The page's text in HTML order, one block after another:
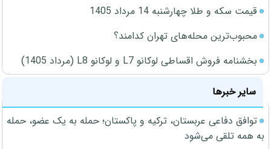
قیمت سکه و طلا چهارشنبه 14 مرداد 1405
محبوب‌ترین محله‌های تهران کدامند؟
بخشنامه فروش اقساطی لوکانو L7 و لوکانو L8 (مرداد 1405)
سایر خبرها
توافق دفاعی عربستان، ترکیه و پاکستان؛ حمله به یک عضو، حمله
به همه تلقی می‌شود